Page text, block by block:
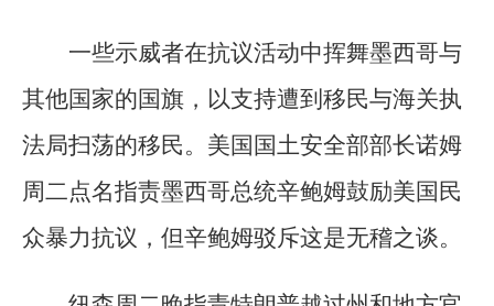
一些示威者在抗议活动中挥舞墨西哥与
其他国家的国旗，以支持遭到移民与海关执
法局扫荡的移民。美国国土安全部部长诺姆
周二点名指责墨西哥总统辛鲍姆鼓励美国民
众暴力抗议，但辛鲍姆驳斥这是无稽之谈。